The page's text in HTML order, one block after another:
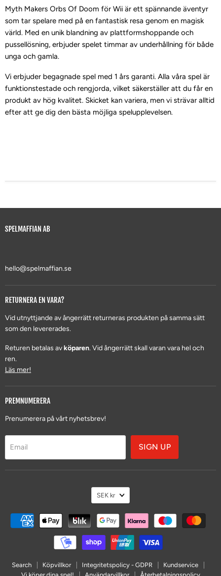
Myth Makers Orbs Of Doom för Wii är ett spännande äventyr
som tar spelare med på en fantastisk resa genom en magisk
värld. Med en unik blandning av plattformshoppande och
pussellösning, erbjuder spelet timmar av underhållning för både
unga och gamla.
Vi erbjuder begagnade spel med 1 års garanti. Alla våra spel är
funktionstestade och rengjorda, vilket säkerställer att du får en
produkt av hög kvalitet. Skicket kan variera, men vi strävar alltid
efter att ge dig den bästa möjliga spelupplevelsen.
SPELMAFFIAN AB
hello@spelmaffian.se
RETURNERA EN VARA?
Vid utnyttjande av ångerrätt returneras produkten på samma sätt
som den levererades.
Returen betalas avköparen. Vid ångerrätt skall varan vara hel och
ren.
Läs mer!
PREMNUMERERA
Prenumerera på vårt nyhetsbrev!
Email SIGN UP
Search Köpvillkor Integritetspolicy - GDPR
Kundservice
VALUTA
SEK kr